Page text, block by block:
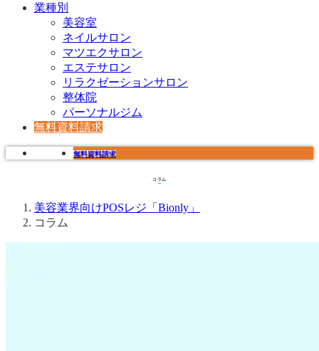
業種別
美容室
ネイルサロン
マツエクサロン
エステサロン
リラクゼーションサロン
整体院
パーソナルジム
無料資料請求
無料資料請求
コラム
コラム